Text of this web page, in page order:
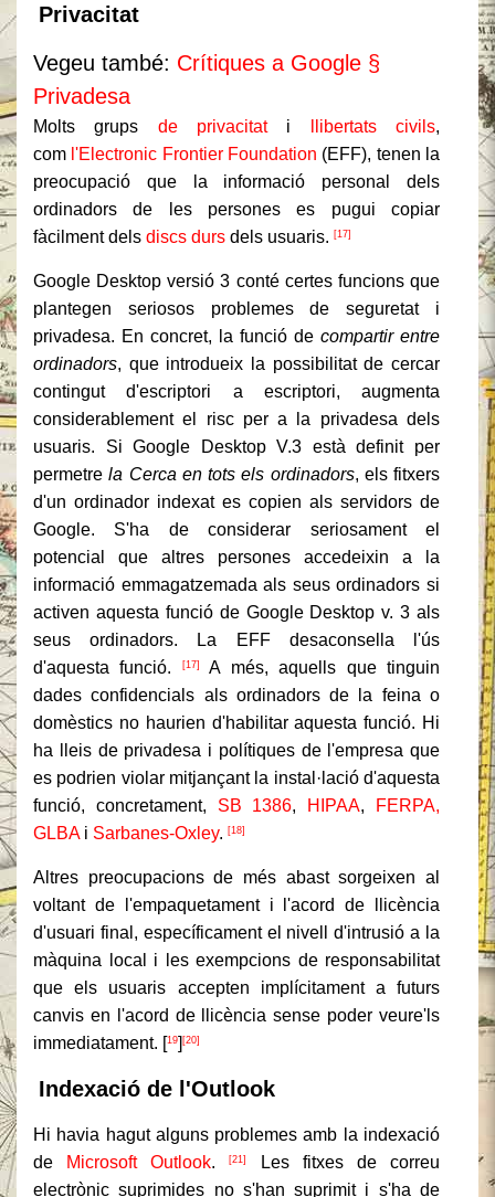
Privacitat
Vegeu també: Crítiques a Google §
Privadesa
Molts grups de privacitati llibertats civils,
com l'Electronic Frontier Foundation (EFF), tenen la
preocupació que la informació personal dels
ordinadors de les persones es pugui copiar
fàcilment dels discs durs dels usuaris. [17]
Google Desktop versió 3 conté certes funcions que
plantegen seriosos problemes de seguretat i
privadesa. En concret, la funció de compartir entre
ordinadors, que introdueix la possibilitat de cercar
contingut d'escriptori a escriptori, augmenta
considerablement el risc per a la privadesa dels
usuaris. Si Google Desktop V.3 està definit per
permetrela Cerca en tots els ordinadors, els fitxers
d'un ordinador indexat es copien als servidors de
Google. S'ha de considerar seriosament el
potencial que altres persones accedeixin a la
informació emmagatzemada als seus ordinadors si
activen aquesta funció de Google Desktop v. 3 als
seus ordinadors. La EFF desaconsella l'ús
d'aquesta funció.
[17]
A més, aquells que tinguin
dades confidencials als ordinadors de la feina o
domèstics no haurien d'habilitar aquesta funció. Hi
ha lleis de privadesa i polítiques de l'empresa que
es podrien violar mitjançant la instal·lació d'aquesta
funció, concretament, SB 1386, HIPAA,
FERPA,
GLBAi Sarbanes-Oxley. [18]
Altres preocupacions de més abast sorgeixen al
voltant de l'empaquetament i l'acord de llicència
d'usuari final, específicament el nivell d'intrusió a la
màquina local i les exempcions de responsabilitat
que els usuaris accepten implícitament a futurs
canvis en l'acord de llicència sense poder veure'ls
immediatament. [19] [20]
Indexació de l'Outlook
Hi havia hagut alguns problemes amb la indexació
de
Microsoft Outlook.[21]
Les fitxes de correu
electrònic suprimides no s'han suprimit i s'ha de